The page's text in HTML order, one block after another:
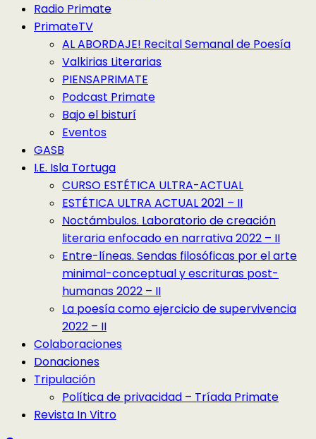
Radio Primate
PrimateTV
AL ABORDAJE! Recital Semanal de Poesía
Valkirias Literarias
PIENSAPRIMATE
Podcast Primate
Bajo el bisturí
Eventos
GASB
I.E. Isla Tortuga
CURSO ESTÉTICA ULTRA-ACTUAL
ESTÉTICA ULTRA ACTUAL 2021 – II
Noctámbulos. Laboratorio de creación
literaria enfocado en narrativa 2022 – II
Entre-líneas. Sendas filosóficas por el arte
minimal-conceptual y escrituras post-
humanas 2022 – II
La poesía como ejercicio de supervivencia
2022 – II
Colaboraciones
Donaciones
Tripulación
Política de privacidad – Tríada Primate
Revista In Vitro